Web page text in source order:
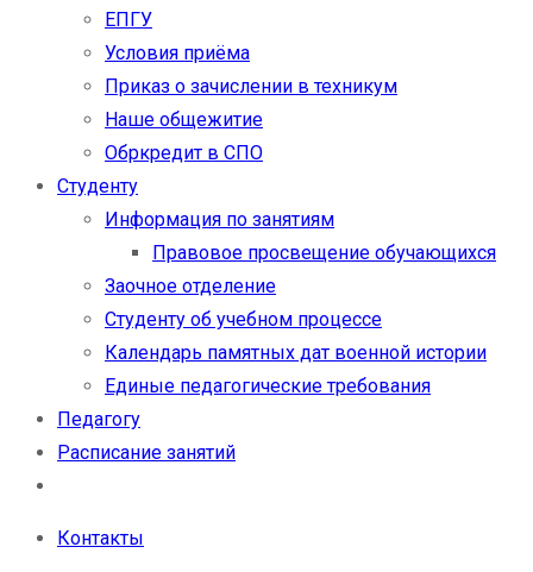
ЕПГУ
Условия приёма
Приказ о зачислении в техникум
Наше общежитие
Обркредит в СПО
Студенту
Информация по занятиям
Правовое просвещение обучающихся
Заочное отделение
Студенту об учебном процессе
Календарь памятных дат военной истории
Единые педагогические требования
Педагогу
Расписание занятий
Контакты